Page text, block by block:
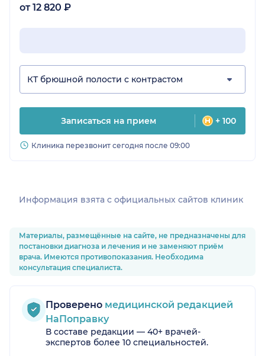
от 12 820 ₽
КТ брюшной полости с контрастом
Записаться на прием + 100
Клиника перезвонит сегодня после 09:00
Информация взята c официальных сайтов клиник
Материалы, размещённые на сайте, не предназначены для
постановки диагноза и лечения и не заменяют приём
врача. Имеются противопоказания. Необходима
консультация специалиста.
Проверено медицинской редакцией
НаПоправку
В составе редакции — 40+ врачей-
экспертов более 10 специальностей.